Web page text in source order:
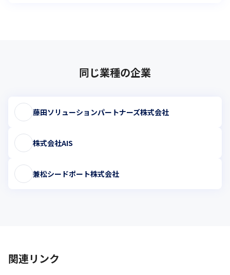
同じ業種の企業
藤田ソリューションパートナーズ株式会社
株式会社AIS
兼松シードポート株式会社
関連リンク